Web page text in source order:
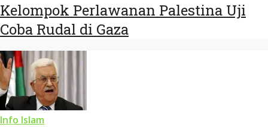
Kelompok Perlawanan Palestina Uji
Coba Rudal di Gaza
Info Islam